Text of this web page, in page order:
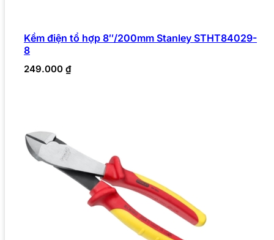
Kềm điện tổ hợp 8″/200mm Stanley STHT84029-
8
249.000 ₫